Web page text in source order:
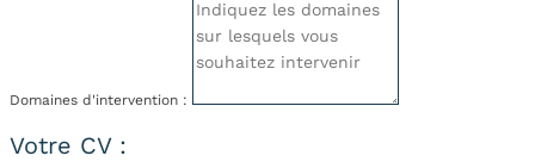
Domaines d'intervention :
Votre CV :